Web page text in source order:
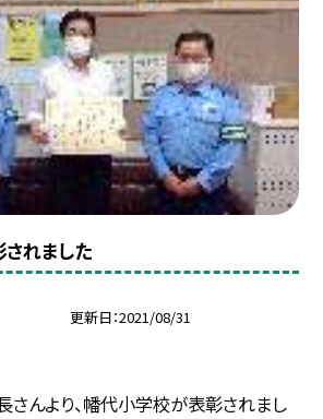
れました
更新日 2021/08/31
んより、幡代小学校が表彰されまし